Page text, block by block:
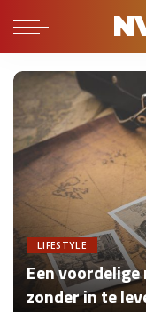
LIFESTYLE
Een
zonder in te